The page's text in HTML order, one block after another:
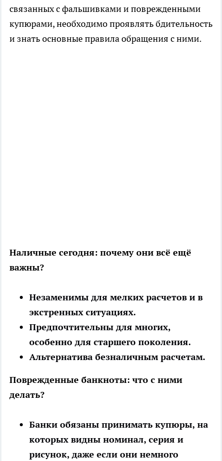
связанных с фальшивками и поврежденными
купюрами, необходимо проявлять бдительность
и знать основные правила обращения с ними.
Наличные сегодня: почему они всё ещё
важны?
Незаменимы для мелких расчетов и в
экстренных ситуациях.
Предпочтительны для многих,
особенно для старшего поколения.
Альтернатива безналичным расчетам.
Поврежденные банкноты: что с ними
делать?
Банки обязаны принимать купюры, на
которых видны номинал, серия и
рисунок, даже если они немного